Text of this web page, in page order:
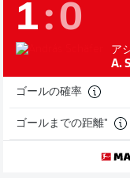
1:0
ア
A.
ゴールの確率
ゴールまでの距離"